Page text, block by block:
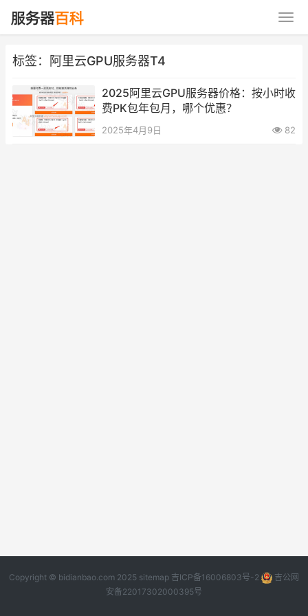
标签：阿里云GPU服务器T4
2025阿里云GPU服务器价格：按小时收
费PK包年包月，哪个优惠？
2025年4月9日 82
Copyright © bidianbao.com 2025 sitemap 吉ICP备16006803号-2
吉公网
安备22017302000395号